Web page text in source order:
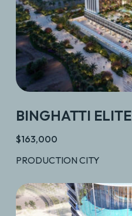
BINGHATTI ELITE
$163,000
PRODUCTION CITY